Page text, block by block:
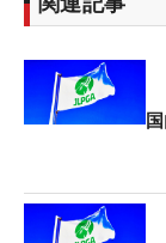
のは初めての
ツアー未勝利
す。上がもっ
終える気はない